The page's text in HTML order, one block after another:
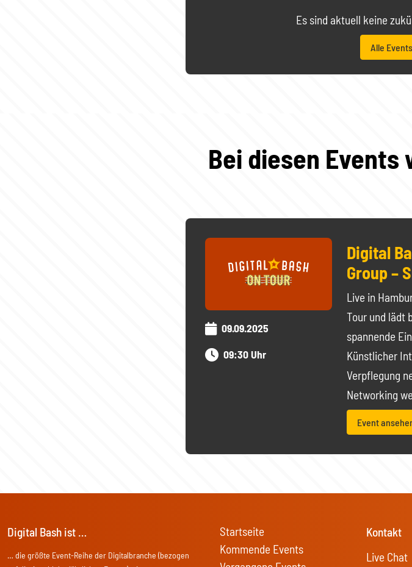
Es sind aktuell keine
Alle
Bei diesen Events
09.09.2025
09:30 Uhr
Digital
Group –
Live in
Tour und lädt
spannende
Künstlicher
Verpflegung
Networking
Event
Digital Bash ist …
… die größte Event-Reihe der Digitalbranche (bezogen
Startseite
Kommende Events
Kontakt
Live Chat